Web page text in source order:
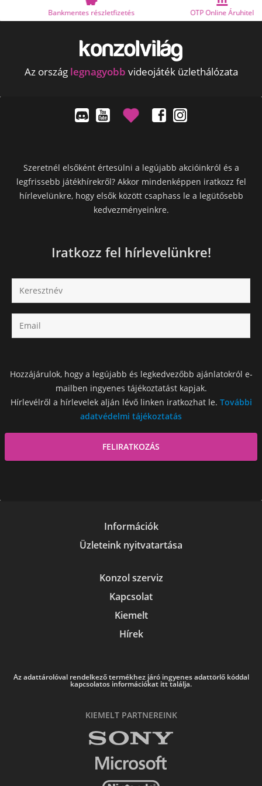
Bankmentes részletfizetés OTP Online Áruhitel
Az ország legnagyobb videojáték üzlethálózata
Szeretnél elsőként értesülni a legújabb akcióinkról és a
legfrissebb játékhírekről? Akkor mindenképpen iratkozz fel
hírlevelünkre, hogy elsők között csaphass le a legütősebb
kedvezményeinkre.
Iratkozz fel hírlevelünkre!
Hozzájárulok, hogy a legújabb és legkedvezőbb ajánlatokról e-
mailben ingyenes tájékoztatást kapjak.
Hírlevélről a hírlevelek alján lévő linken iratkozhat le. További
adatvédelmi tájékoztatás
Információk
Üzleteink nyitvatartása
Konzol szerviz
Kapcsolat
Kiemelt
Hírek
Az adattárolóval rendelkező termékhez járó ingyenes adattörlő kóddal
kapcsolatos információkat itt találja.
KIEMELT PARTNEREINK